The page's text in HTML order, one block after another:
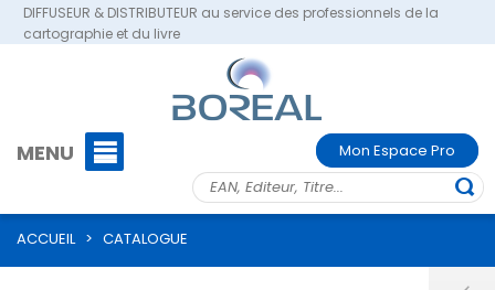
DIFFUSEUR & DISTRIBUTEUR au service des professionnels de la
cartographie et du livre
MENU Mon Espace Pro
ACCUEIL > CATALOGUE